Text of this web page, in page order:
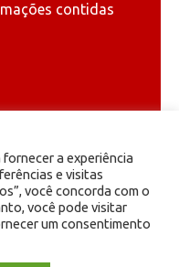
contidas
a experiência
e visitas
você concorda com o
você pode visitar
um consentimento